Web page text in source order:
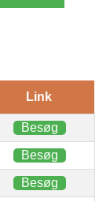
Link
Besøg
Besøg
Besøg